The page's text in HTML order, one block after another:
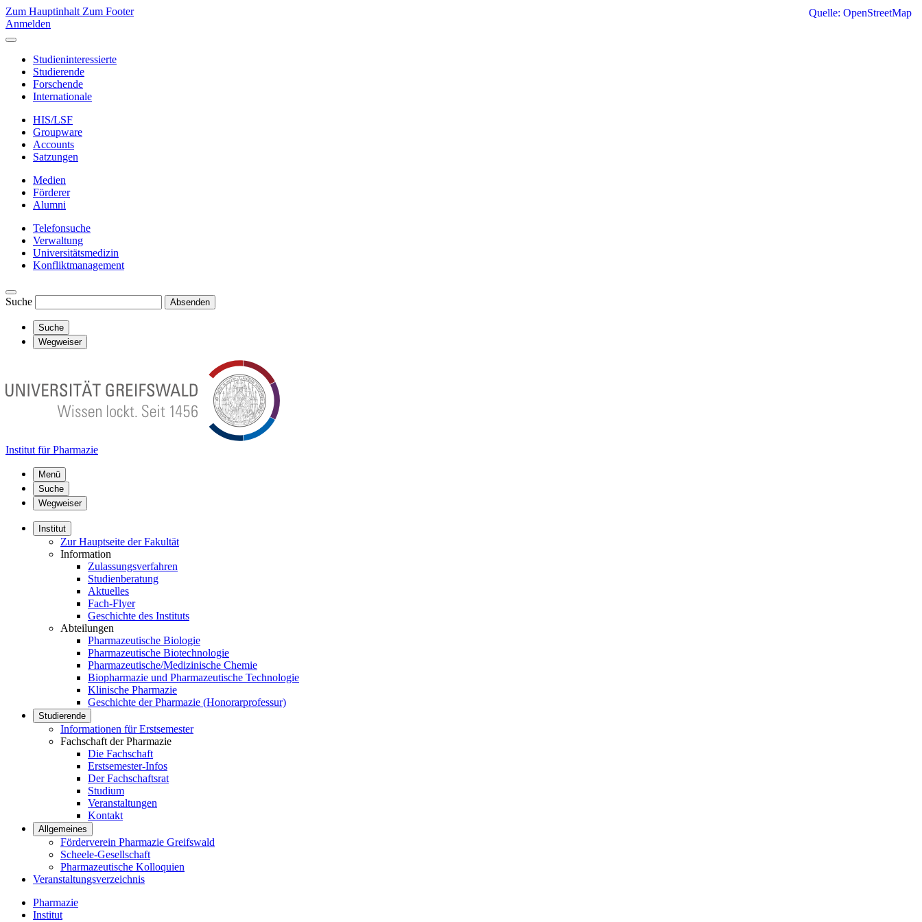
Zum Hauptinhalt Zum Footer
Anmelden
Studieninteressierte
Studierende
Forschende
Internationale
HIS/LSF
Groupware
Accounts
Satzungen
Medien
Förderer
Alumni
Telefonsuche
Verwaltung
Universitätsmedizin
Konfliktmanagement
Suche Absenden
Suche
Wegweiser
Institut für Pharmazie
Menü
Suche
Wegweiser
Institut
Zur Hauptseite der Fakultät
Information
Zulassungsverfahren
Studienberatung
Aktuelles
Fach-Flyer
Geschichte des Instituts
Abteilungen
Pharmazeutische Biologie
Pharmazeutische Biotechnologie
Pharmazeutische/Medizinische Chemie
Biopharmazie und Pharmazeutische Technologie
Klinische Pharmazie
Geschichte der Pharmazie (Honorarprofessur)
Studierende
Informationen für Erstsemester
Fachschaft der Pharmazie
Die Fachschaft
Erstsemester-Infos
Der Fachschaftsrat
Studium
Veranstaltungen
Kontakt
Allgemeines
Förderverein Pharmazie Greifswald
Scheele-Gesellschaft
Pharmazeutische Kolloquien
Veranstaltungsverzeichnis
Pharmazie
Institut
Quelle: OpenStreetMap